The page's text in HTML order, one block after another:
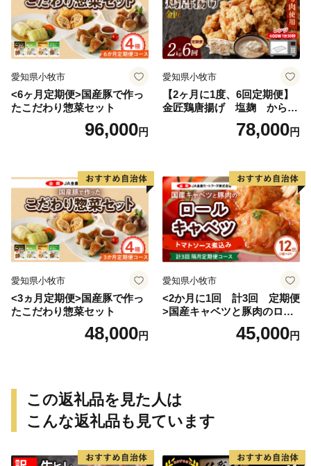
愛知県小牧市
<6ヶ月定期便>国産豚で作っ
たこだわり惣菜セット
96,000円
愛知県小牧市
【2ヶ月に1度、6回定期便】
金匠鶏唐揚げ 塩麹 からあ
78,000円
愛知県小牧市
<3ヵ月定期便>国産豚で作っ
たこだわり惣菜セット
48,000円
愛知県小牧市
<2か月に1回 計3回 定期便
>国産キャベツと豚肉のロー
ルキャベツ（6P入り）
45,000円
この返礼品を見た人は
こんな返礼品も見ています